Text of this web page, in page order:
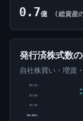
0.7億 (総資産
発行済株式数
自社株買い・増資
500,000株
1百万株
2百万株
2百万株